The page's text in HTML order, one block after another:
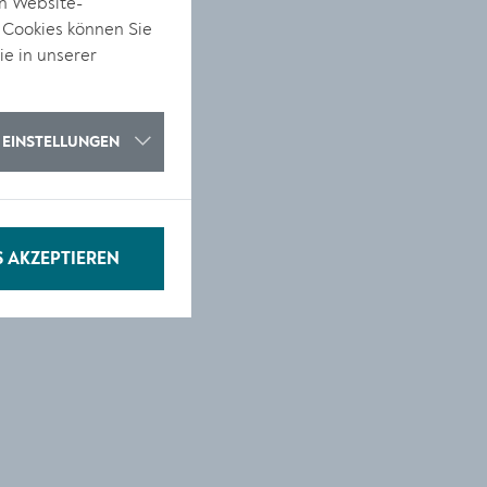
können Sie
in unserer
EINSTELLUNGEN
AKZEPTIEREN